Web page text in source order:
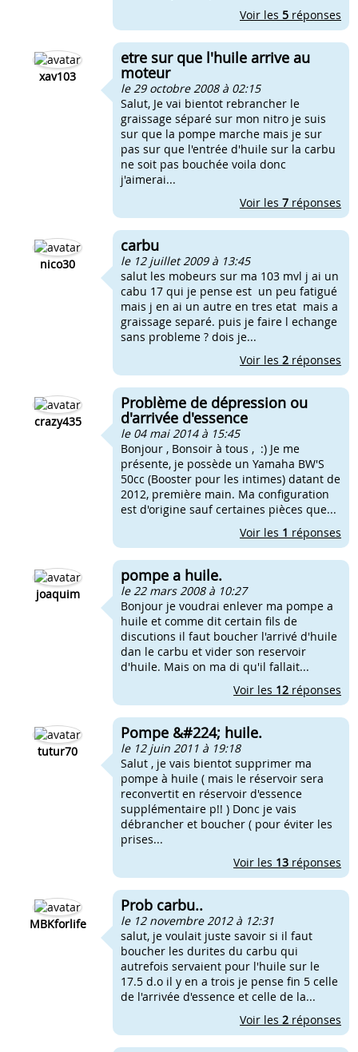
Voir les 5 réponses
xav103
etre sur que l'huile arrive au
moteur
le 29 octobre 2008 à 02:15
Salut, Je vai bientot rebrancher le
graissage séparé sur mon nitro je suis
sur que la pompe marche mais je sur
pas sur que l'entrée d'huile sur la carbu
ne soit pas bouchée voila donc
j'aimerai...
Voir les 7 réponses
nico30
carbu
le 12 juillet 2009 à 13:45
salut les mobeurs sur ma 103 mvl j ai un
cabu 17 qui je pense est un peu fatigué
mais j en ai un autre en tres etat mais a
graissage separé. puis je faire l echange
sans probleme ? dois je...
Voir les 2 réponses
crazy435
Problème de dépression ou
d'arrivée d'essence
le 04 mai 2014 à 15:45
Bonjour , Bonsoir à tous , :) Je me
présente, je possède un Yamaha BW'S
50cc (Booster pour les intimes) datant de
2012, première main. Ma configuration
est d'origine sauf certaines pièces que...
Voir les 1 réponses
joaquim
pompe a huile.
le 22 mars 2008 à 10:27
Bonjour je voudrai enlever ma pompe a
huile et comme dit certain fils de
discutions il faut boucher l'arrivé d'huile
dan le carbu et vider son reservoir
d'huile. Mais on ma di qu'il fallait...
Voir les 12 réponses
tutur70
Pompe &#224; huile.
le 12 juin 2011 à 19:18
Salut , je vais bientot supprimer ma
pompe à huile ( mais le réservoir sera
reconvertit en réservoir d'essence
supplémentaire p!! ) Donc je vais
débrancher et boucher ( pour éviter les
prises...
Voir les 13 réponses
MBKforlife
Prob carbu..
le 12 novembre 2012 à 12:31
salut, je voulait juste savoir si il faut
boucher les durites du carbu qui
autrefois servaient pour l'huile sur le
17.5 d.o il y en a trois je pense fin 5 celle
de l'arrivée d'essence et celle de la...
Voir les 2 réponses